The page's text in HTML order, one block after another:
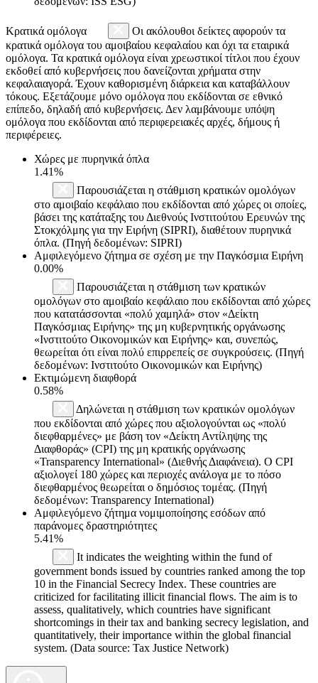
Κρατικά ομόλογα
Οι ακόλουθοι δείκτες αφορούν τα
κρατικά ομόλογα του αμοιβαίου κεφαλαίου και όχι τα εταιρικά
ομόλογα. Τα κρατικά ομόλογα είναι χρεωστικοί τίτλοι που έχουν
εκδοθεί από κυβερνήσεις που δανείζονται χρήματα στην
κεφαλαιαγορά. Έχουν καθορισμένη διάρκεια και καταβάλλουν
τόκους. Εξετάζουμε μόνο ομόλογα που εκδίδονται σε εθνικό
επίπεδο, δηλαδή από κυβερνήσεις. Δεν λαμβάνουμε υπόψη
ομόλογα που εκδίδονται από περιφερειακές αρχές, δήμους ή
περιφέρειες.
Χώρες με πυρηνικά όπλα
1.41%
Παρουσιάζεται η στάθμιση κρατικών ομολόγων
στο αμοιβαίο κεφάλαιο που εκδίδονται από χώρες οι οποίες,
βάσει της κατάταξης του Διεθνούς Ινστιτούτου Ερευνών της
Στοκχόλμης για την Ειρήνη (SIPRI), διαθέτουν πυρηνικά
όπλα. (Πηγή δεδομένων: SIPRI)
Αμφιλεγόμενο ζήτημα σε σχέση με την Παγκόσμια Ειρήνη
0.00%
Παρουσιάζεται η στάθμιση των κρατικών
ομολόγων στο αμοιβαίο κεφάλαιο που εκδίδονται από χώρες
που κατατάσσονται «πολύ χαμηλά» στον «Δείκτη
Παγκόσμιας Ειρήνης» της μη κυβερνητικής οργάνωσης
«Ινστιτούτο Οικονομικών και Ειρήνης» και, συνεπώς,
θεωρείται ότι είναι πολύ επιρρεπείς σε συγκρούσεις. (Πηγή
δεδομένων: Ινστιτούτο Οικονομικών και Ειρήνης)
Εκτιμώμενη διαφθορά
0.58%
Δηλώνεται η στάθμιση των κρατικών ομολόγων
που εκδίδονται από χώρες που αξιολογούνται ως «πολύ
διεφθαρμένες» με βάση τον «Δείκτη Αντίληψης της
Διαφθοράς» (CPI) της μη κρατικής οργάνωσης
«Transparency International» (Διεθνής Διαφάνεια). Ο CPI
αξιολογεί 180 χώρες και περιοχές ανάλογα με το πόσο
διεφθαρμένος θεωρείται ο δημόσιος τομέας. (Πηγή
δεδομένων: Transparency International)
Αμφιλεγόμενο ζήτημα νομιμοποίησης εσόδων από
παράνομες δραστηριότητες
5.41%
It indicates the weighting within the fund of
government bonds issued by countries ranked among the top
10 in the Financial Secrecy Index. These countries are
criticized for facilitating illicit financial flows. The aim is to
assess, qualitatively, which countries have significant
shortcomings in their tax and banking secrecy legislation, and
quantitatively, their importance within the global financial
system. (Data source: Tax Justice Network)